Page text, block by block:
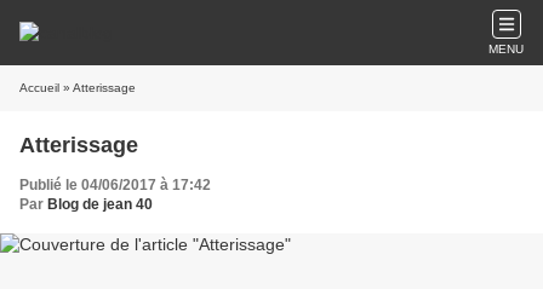
MENU
Accueil » Atterissage
Atterissage
Publié le 04/06/2017 à 17:42
Par Blog de jean 40